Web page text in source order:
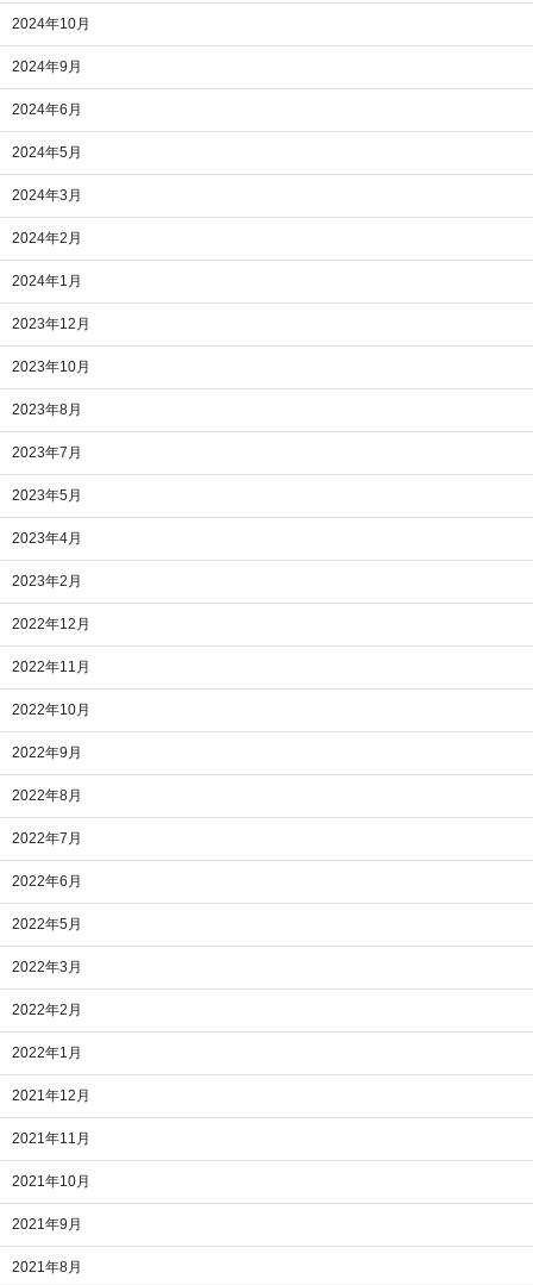
2024年10月
2024年9月
2024年6月
2024年5月
2024年3月
2024年2月
2024年1月
2023年12月
2023年10月
2023年8月
2023年7月
2023年5月
2023年4月
2023年2月
2022年12月
2022年11月
2022年10月
2022年9月
2022年8月
2022年7月
2022年6月
2022年5月
2022年3月
2022年2月
2022年1月
2021年12月
2021年11月
2021年10月
2021年9月
2021年8月